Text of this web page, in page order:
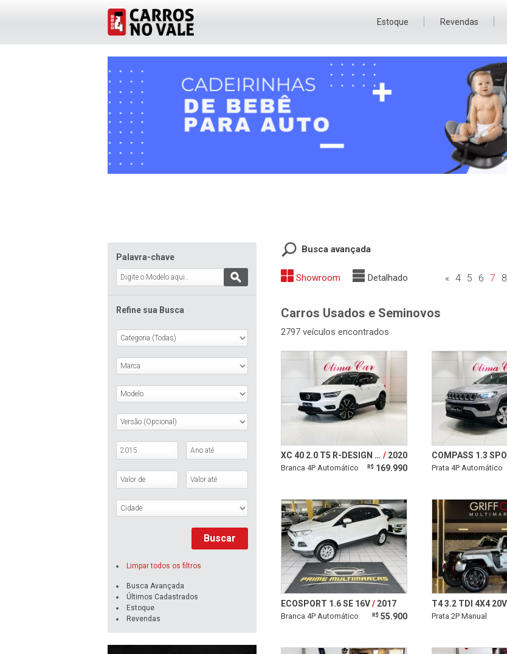
Estoque Revendas
Palavra-chave
Refine sua Busca
Limpar todos os filtros
Busca Avançada
Últimos Cadastrados
Estoque
Revendas
Busca avançada
Showroom Detalhado « 4 5 6 7 8
Carros Usados e Seminovos
2797 veículos encontrados
XC 40 2.0 T5 R-DESIGN SPE AWD GEARTRONIC 2020
Branca 4P Automático R$ 169.990 Prata 4P Automático
ECOSPORT 1.6 SE 16V 2017
Branca 4P Automático R$ 55.900 Prata 2P Manual